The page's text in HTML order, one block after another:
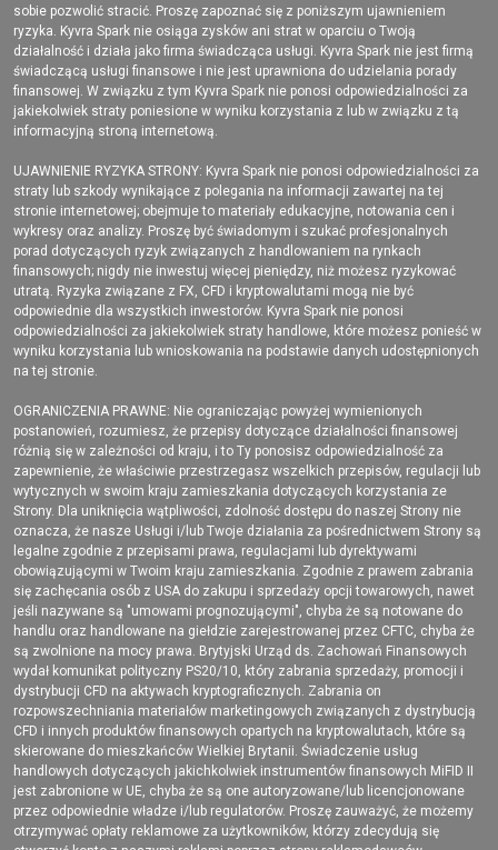
sobie pozwolić stracić. Proszę zapoznać się z poniższym ujawnieniem
ryzyka. Kyvra Spark nie osiąga zysków ani strat w oparciu o Twoją
działalność i działa jako firma świadcząca usługi. Kyvra Spark nie jest firmą
świadczącą usługi finansowe i nie jest uprawniona do udzielania porady
finansowej. W związku z tym Kyvra Spark nie ponosi odpowiedzialności za
jakiekolwiek straty poniesione w wyniku korzystania z lub w związku z tą
informacyjną stroną internetową.
UJAWNIENIE RYZYKA STRONY: Kyvra Spark nie ponosi odpowiedzialności za
straty lub szkody wynikające z polegania na informacji zawartej na tej
stronie internetowej; obejmuje to materiały edukacyjne, notowania cen i
wykresy oraz analizy. Proszę być świadomym i szukać profesjonalnych
porad dotyczących ryzyk związanych z handlowaniem na rynkach
finansowych; nigdy nie inwestuj więcej pieniędzy, niż możesz ryzykować
utratą. Ryzyka związane z FX, CFD i kryptowalutami mogą nie być
odpowiednie dla wszystkich inwestorów. Kyvra Spark nie ponosi
odpowiedzialności za jakiekolwiek straty handlowe, które możesz ponieść w
wyniku korzystania lub wnioskowania na podstawie danych udostępnionych
na tej stronie.
OGRANICZENIA PRAWNE: Nie ograniczając powyżej wymienionych
postanowień, rozumiesz, że przepisy dotyczące działalności finansowej
różnią się w zależności od kraju, i to Ty ponosisz odpowiedzialność za
zapewnienie, że właściwie przestrzegasz wszelkich przepisów, regulacji lub
wytycznych w swoim kraju zamieszkania dotyczących korzystania ze
Strony. Dla uniknięcia wątpliwości, zdolność dostępu do naszej Strony nie
oznacza, że nasze Usługi i/lub Twoje działania za pośrednictwem Strony są
legalne zgodnie z przepisami prawa, regulacjami lub dyrektywami
obowiązującymi w Twoim kraju zamieszkania. Zgodnie z prawem zabrania
się zachęcania osób z USA do zakupu i sprzedaży opcji towarowych, nawet
jeśli nazywane są "umowami prognozującymi", chyba że są notowane do
handlu oraz handlowane na giełdzie zarejestrowanej przez CFTC, chyba że
są zwolnione na mocy prawa. Brytyjski Urząd ds. Zachowań Finansowych
wydał komunikat polityczny PS20/10, który zabrania sprzedaży, promocji i
dystrybucji CFD na aktywach kryptograficznych. Zabrania on
rozpowszechniania materiałów marketingowych związanych z dystrybucją
CFD i innych produktów finansowych opartych na kryptowalutach, które są
skierowane do mieszkańców Wielkiej Brytanii. Świadczenie usług
handlowych dotyczących jakichkolwiek instrumentów finansowych MiFID II
jest zabronione w UE, chyba że są one autoryzowane/lub licencjonowane
przez odpowiednie władze i/lub regulatorów. Proszę zauważyć, że możemy
otrzymywać opłaty reklamowe za użytkowników, którzy zdecydują się